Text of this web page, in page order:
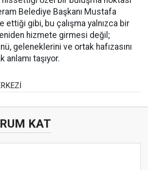
Belediye Başkanı Mustafa
ettiği gibi, bu çalışma yalnızca bir
hizmete girmesi değil;
geleneklerini ve ortak hafızasını
anlamı taşıyor.
KAT